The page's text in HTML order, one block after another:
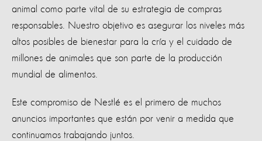
animal como parte vital de su estrategia de compras
responsables. Nuestro objetivo es asegurar los niveles más
altos posibles de bienestar para la cría y el cuidado de
millones de animales que son parte de la producción
mundial de alimentos.
Este compromiso de Nestlé es el primero de muchos
anuncios importantes que están por venir a medida que
continuamos trabajando juntos.